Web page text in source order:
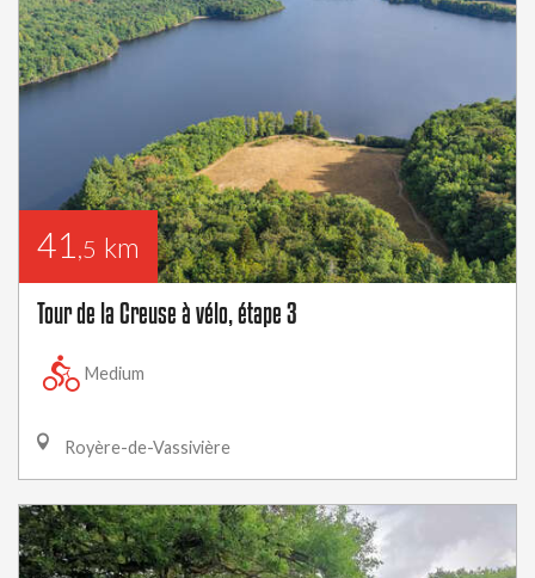
41 ,5 km
Tour de la Creuse à vélo, étape 3
Medium
Royère-de-Vassivière